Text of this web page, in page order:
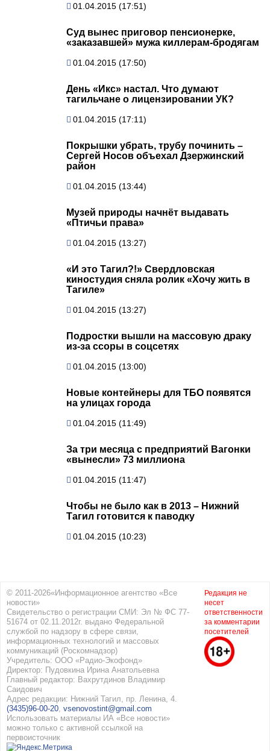
01.04.2015 (17:51)
Суд вынес приговор пенсионерке,
«заказавшей» мужа киллерам-бродягам
01.04.2015 (17:50)
День «Икс» настал. Что думают
тагильчане о лицензировании УК?
01.04.2015 (17:11)
Покрышки убрать, трубу починить –
Сергей Носов объехал Дзержинский
район
01.04.2015 (13:44)
Музей природы начнёт выдавать
«Птичьи права»
01.04.2015 (13:27)
«И это Тагил?!» Свердловская
киностудия сняла ролик «Хочу жить в
Тагиле»
01.04.2015 (13:27)
Подростки вышли на массовую драку
из-за ссоры в соцсетях
01.04.2015 (13:00)
Новые контейнеры для ТБО появятся
на улицах города
01.04.2015 (11:49)
За три месяца с предприятий Вагонки
«вынесли» 73 миллиона
01.04.2015 (11:47)
Чтобы не было как в 2013 – Нижний
Тагил готовится к паводку
01.04.2015 (10:23)
© 2011-2026«Информационное агентство «Все
новости»
Свидетельство о регистрации СМИ: Эл № ФС 77-
51674 от 02.11.2012г. выдано Федеральной
службой по надзору в сфере связи,
информационных технологий и массовых
коммуникаций (Роскомнадзор)
Учредитель: ООО «Радио-Экофонд»
Директор: Пудовкина Ирина Анатольевна
Главный редактор: Вахрутдинов Владимир
Саидович
Адрес редакции: Нижний Тагил, пр. Ленина, 4.
(3435)96-00-20 vsenovostint@gmail.com
Использовать материалы ИА «Все новости»
можно только с активной ссылкой на
первоисточник
Редакция не
несет
ответственности
за комментарии
посетителей